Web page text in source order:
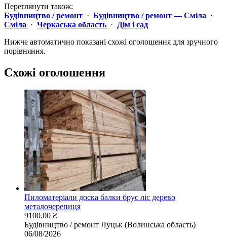
Переглянути також:
Будівництво / ремонт · Будівництво / ремонт — Сміла ·
Сміла · Черкаська область ·
Дім і сад
Нижче автоматично показані схожі оголошення для зручного
порівняння.
Схожі оголошення
Пиломатеріали доска балки брус ліс дерево
металочерепиця
9100.00 ₴
Будівництво / ремонт Луцьк (Волинська область)
06/08/2026